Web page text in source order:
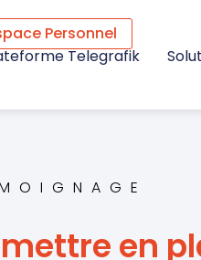
Personnel
Telegrafik
en